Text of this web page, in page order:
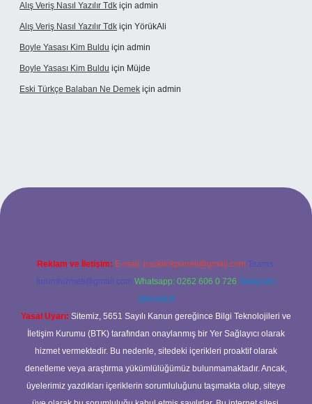
Alış Veriş Nasıl Yazılır Tdk için admin
Alış Veriş Nasıl Yazılır Tdk için YörükAli
Boyle Yasası Kim Buldu için admin
Boyle Yasası Kim Buldu için Müjde
Eski Türkçe Balaban Ne Demek için admin
Reklam ve İletişim: E-mail: backlinkpaneli@gmail.com Teams:
forumhizmeti@gmail.com Whatsapp: 0262 606 0 726 Telegram:
@karabul
Yasal Uyarı: Sitemiz, 5651 Sayılı Kanun gereğince Bilgi Teknolojileri ve
İletişim Kurumu (BTK) tarafından onaylanmış bir Yer Sağlayıcı olarak
hizmet vermektedir. Bu nedenle, sitedeki içerikleri proaktif olarak
denetleme veya araştırma yükümlülüğümüz bulunmamaktadır. Ancak,
üyelerimiz yazdıkları içeriklerin sorumluluğunu taşımakta olup, siteye